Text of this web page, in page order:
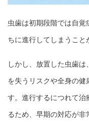
虫歯は初期段階では自覚
ちに進行してしまうこと
しかし、放置した虫歯
を失うリスクや全身の健
す。進行するにつれて治
るため、早期の対応が非